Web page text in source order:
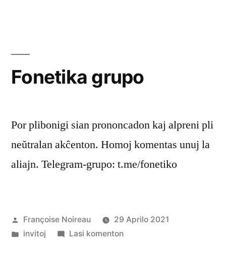
Fonetika grupo
Por plibonigi sian prononcadon kaj alpreni pli
neŭtralan akĉenton. Homoj komentas unuj la
aliajn. Telegram-grupo: t.me/fonetiko
Afiŝita
de
Françoise Noireau
29 Aprilo 2021
Afiŝita
invitoj Lasi komentonpri